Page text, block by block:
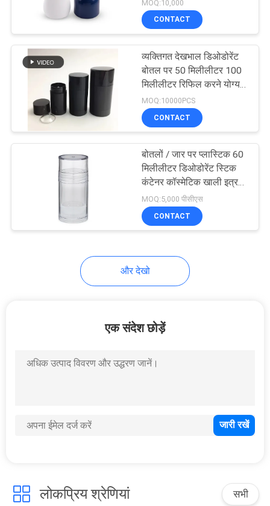
MOQ:10,000
CONTACT
व्यक्तिगत देखभाल डिओडोरेंट
बोतल पर 50 मिलीलीटर 100
मिलीलीटर रिफिल करने योग्य
रोल
MOQ:10000PCS
CONTACT
बोतलों / जार पर प्लास्टिक 60
मिलीलीटर डिओडोरेंट स्टिक
कंटेनर कॉस्मेटिक खाली इत्र
रोल
MOQ:5,000 पीसीएस
CONTACT
और देखो
एक संदेश छोड़ें
लोकप्रिय श्रेणियां सभी